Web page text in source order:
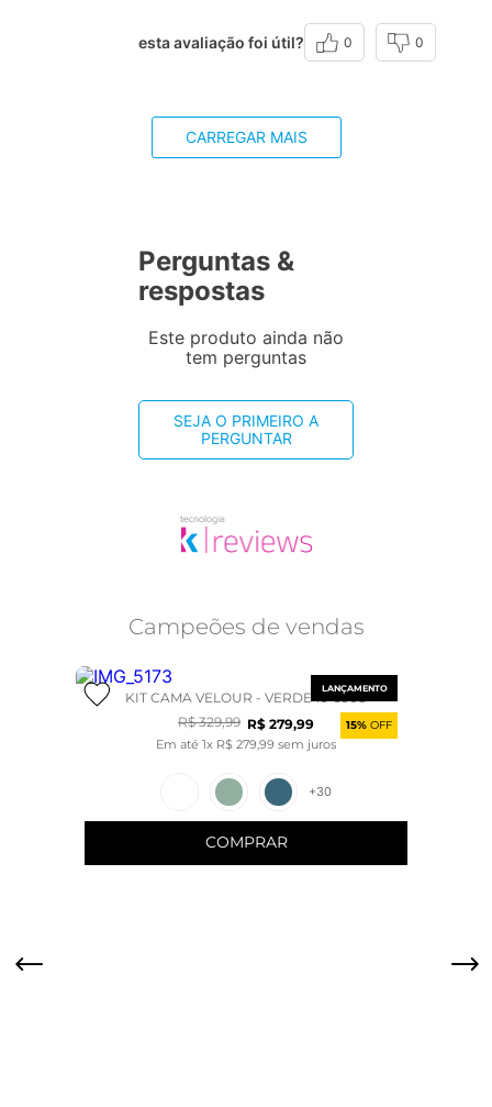
esta avaliação foi útil? 0 0
CARREGAR MAIS
Perguntas &
respostas
Este produto ainda não
tem perguntas
SEJA O PRIMEIRO A
PERGUNTAR
Campeões de vendas
LANÇAMENTO
15% OFF
KIT CAMA VELOUR - VERDE 16-6008
R$ 329,99 R$ 279,99
Em até 1x R$ 279 99 sem juros
+30
COMPRAR